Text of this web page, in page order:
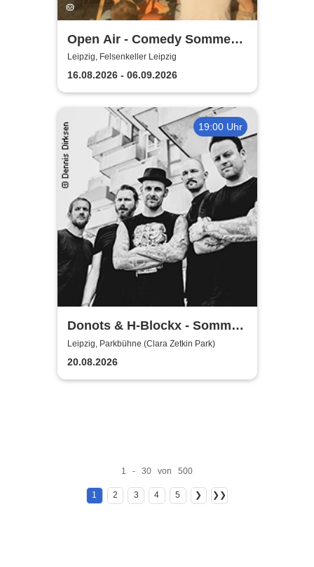
Open Air - Comedy Sommer
Shows | Felsenkeller Leipzig
Leipzig, Felsenkeller Leipzig
16.08.2026 - 06.09.2026
19:00 Uhr
Donots & H-Blockx - Sommer
Shows 2026
Leipzig, Parkbühne (Clara Zetkin Park)
20.08.2026
1 - 30 von 500
1 2 3 4 5 ❯ ❯❯